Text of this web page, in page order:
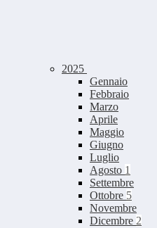
2025
Gennaio
Febbraio
Marzo
Aprile
Maggio
Giugno
Luglio
Agosto 1
Settembre
Ottobre 5
Novembre
Dicembre 2